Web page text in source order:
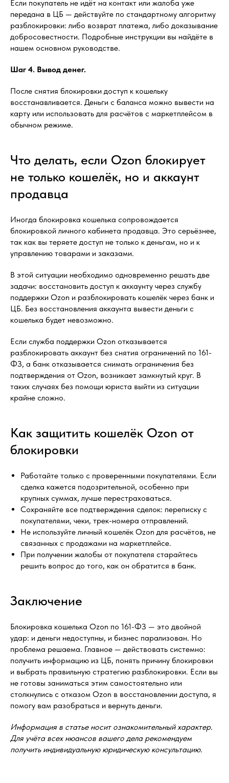
Если покупатель не идёт на контакт или жалоба уже
передана в ЦБ — действуйте по стандартному алгоритму
разблокировки: либо возврат платежа, либо доказывание
добросовестности. Подробные инструкции вы найдёте в
нашем основном руководстве.
Шаг 4. Вывод денег.
После снятия блокировки доступ к кошельку
восстанавливается. Деньги с баланса можно вывести на
карту или использовать для расчётов с маркетплейсом в
обычном режиме.
Что делать, если Ozon блокирует
не только кошелёк, но и аккаунт
продавца
Иногда блокировка кошелька сопровождается
блокировкой личного кабинета продавца. Это серьёзнее,
так как вы теряете доступ не только к деньгам, но и к
управлению товарами и заказами.
В этой ситуации необходимо одновременно решать две
задачи: восстановить доступ к аккаунту через службу
поддержки Ozon и разблокировать кошелёк через банк и
ЦБ. Без восстановления аккаунта вывести деньги с
кошелька будет невозможно.
Если служба поддержки Ozon отказывается
разблокировать аккаунт без снятия ограничений по 161-
ФЗ, а банк отказывается снимать ограничения без
подтверждения от Ozon, возникает замкнутый круг. В
таких случаях без помощи юриста выйти из ситуации
крайне сложно.
Как защитить кошелёк Ozon от
блокировки
Работайте только с проверенными покупателями. Если
сделка кажется подозрительной, особенно при
крупных суммах, лучше перестраховаться.
Сохраняйте все подтверждения сделок: переписку с
покупателями, чеки, трек-номера отправлений.
Не используйте личный кошелёк Ozon для расчётов, не
связанных с продажами на маркетплейсе.
При получении жалобы от покупателя старайтесь
решить вопрос до того, как он обратится в банк.
Заключение
Блокировка кошелька Ozon по 161-ФЗ — это двойной
удар: и деньги недоступны, и бизнес парализован. Но
проблема решаема. Главное — действовать системно:
получить информацию из ЦБ, понять причину блокировки
и выбрать правильную стратегию разблокировки. Если вы
не готовы заниматься этим самостоятельно или
столкнулись с отказом Ozon в восстановлении доступа, я
помогу вам разобраться и вернуть деньги.
Информация в статье носит ознакомительный характер.
Для учёта всех нюансов вашего дела рекомендуем
получить индивидуальную юридическую консультацию.